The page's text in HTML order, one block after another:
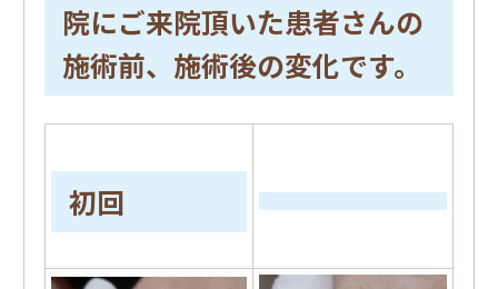
院にご来院頂いた患者さんの
施術前、施術後の変化です。
初回